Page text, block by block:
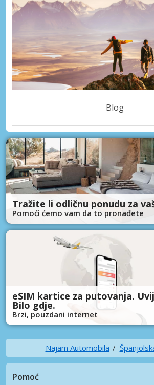
Blog
Tražite li odličnu ponudu za
Pomoći ćemo vam da to pronađete
eSIM kartice za putovanja.
Bilo gdje.
Brzi, pouzdani internet
Najam Automobila
Pomoć